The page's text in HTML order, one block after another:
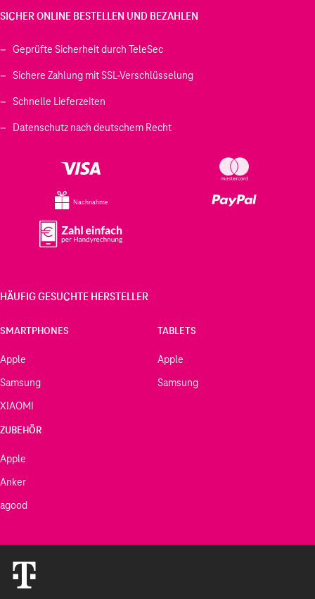
SICHER ONLINE BESTELLEN UND BEZAHLEN
Geprüfte Sicherheit durch TeleSec
Sichere Zahlung mit SSL-Verschlüsselung
Schnelle Lieferzeiten
Datenschutz nach deutschem Recht
Nachnahme
HÄUFIG GESUCHTE HERSTELLER
SMARTPHONES
Apple
Samsung
XIAOMI
TABLETS
Apple
Samsung
ZUBEHÖR
Apple
Anker
agood